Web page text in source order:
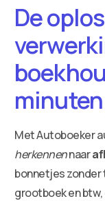
De
Met Autoboeker
herkennennaar
bonnetjes zonder
grootboek en